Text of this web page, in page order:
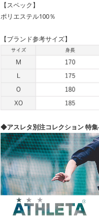
【スペック】
ポリエステル100％
【ブランド参考サイズ】
◆アスレタ別注コレクション 特